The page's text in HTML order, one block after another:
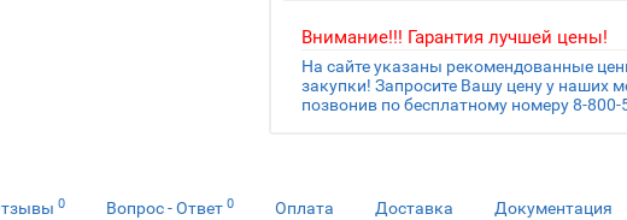
Внимание!!! Гарантия лучшей цены!
На сайте указаны рекомендованные
закупки! Запросите Вашу цену у наших
позвонив по бесплатному номеру 8-800-
0 Вопрос - Ответ 0 Оплата Доставка Документация